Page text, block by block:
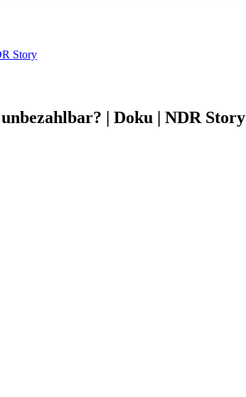
Story
| Doku | NDR Story